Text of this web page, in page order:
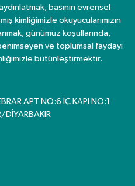
basının evrensel
kimliğimizle okuyucularımızın
günümüz koşullarında,
ve toplumsal faydayı
bütünleştirmektir.
APT NO:6 İÇ KAPI NO:1
DİYARBAKIR